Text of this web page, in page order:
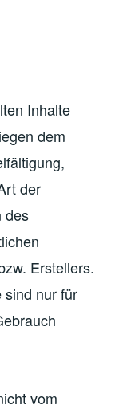
Inhalte
dem
der
des
Erstellers.
sind nur für
vom